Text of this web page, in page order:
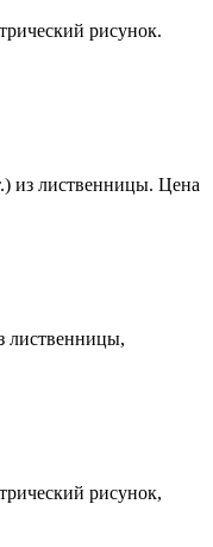
рисунок.
из лиственницы. Цена
лиственницы,
рисунок,